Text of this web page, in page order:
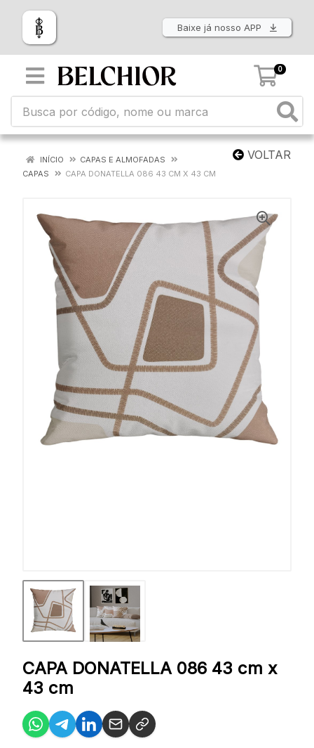
Baixe já nosso APP
0
VOLTAR
INÍCIO
CAPAS E ALMOFADAS
CAPAS
CAPA DONATELLA 086 43 CM X 43 CM
CAPA DONATELLA 086 43 cm x
43 cm